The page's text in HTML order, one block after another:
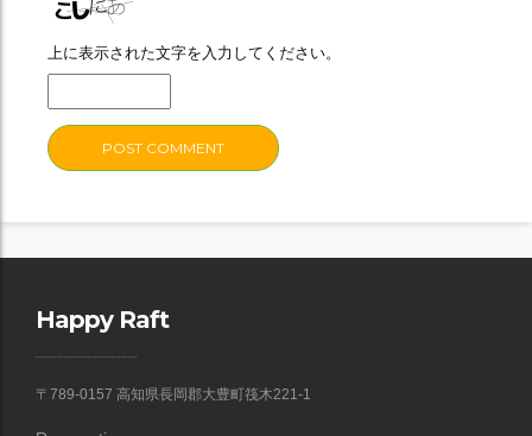
上に表示された文字を入力してください。
Happy Raft
〒789-0157 高知県長岡郡大豊町筏木221-1